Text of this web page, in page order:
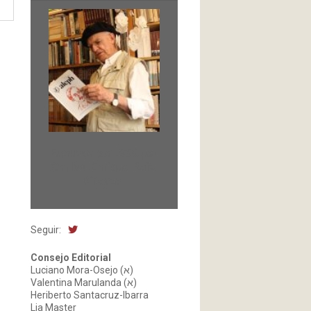
Seguir:
Consejo Editorial
Luciano Mora-Osejo (א)
Valentina Marulanda (א)
Heriberto Santacruz-Ibarra
Lia Master